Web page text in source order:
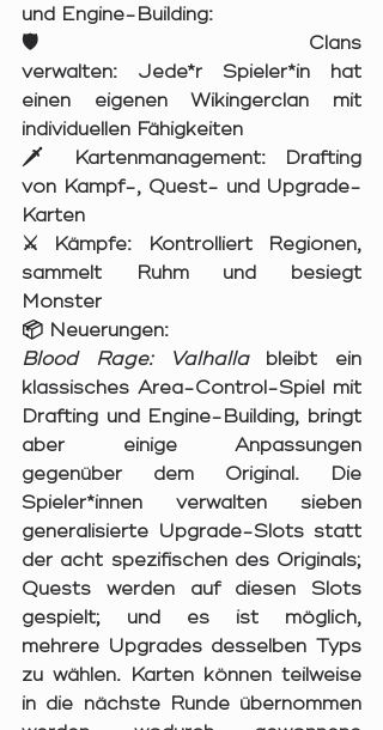
und Engine-Building:
🛡️ Clans
verwalten: Jede*r
Spieler*in hat
einen eigenen Wikingerclan mit
individuellen Fähigkeiten
🗡️ Kartenmanagement: Drafting
von Kampf-, Quest- und Upgrade-
Karten
⚔️ Kämpfe: Kontrolliert Regionen,
sammelt Ruhm und besiegt
Monster
📦 Neuerungen:
Blood Rage: Valhalla bleibt ein
klassisches Area-Control-Spiel mit
Drafting und Engine-Building, bringt
aber einige Anpassungen
gegenüber dem Original. Die
Spieler*innen verwalten sieben
generalisierte Upgrade-Slots statt
der acht spezifischen des Originals;
Quests werden auf diesen Slots
gespielt; und es ist möglich,
mehrere Upgrades desselben Typs
zu wählen. Karten können teilweise
in die nächste Runde übernommen